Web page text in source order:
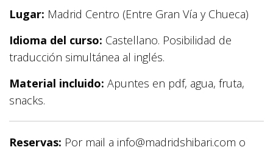
Lugar: Madrid Centro (Entre Gran Vía y Chueca)
Idioma del curso: Castellano. Posibilidad de
traducción simultánea al inglés.
Material incluido: Apuntes en pdf, agua, fruta,
snacks.
Reservas: Por mail a info@madridshibari.com o